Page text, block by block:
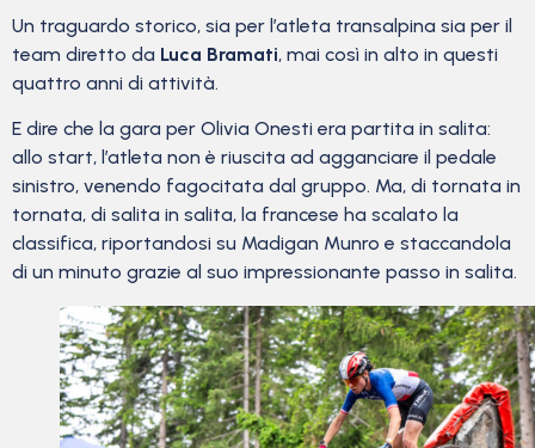
Un traguardo storico, sia per l’atleta transalpina sia per il
team diretto da Luca Bramati, mai così in alto in questi
quattro anni di attività.
E dire che la gara per Olivia Onesti era partita in salita:
allo start, l’atleta non è riuscita ad agganciare il pedale
sinistro, venendo fagocitata dal gruppo. Ma, di tornata in
tornata, di salita in salita, la francese ha scalato la
classifica, riportandosi su Madigan Munro e staccandola
di un minuto grazie al suo impressionante passo in salita.